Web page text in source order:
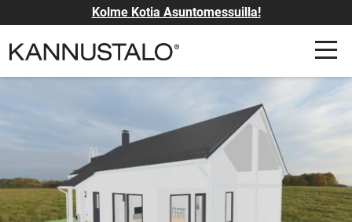
Kolme Kotia Asuntomessuilla!